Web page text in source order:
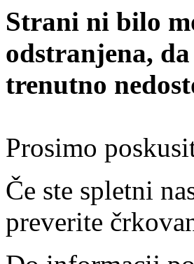
Strani ni bilo
odstranjena,
trenutno
Prosimo
Če ste spletni
preverite